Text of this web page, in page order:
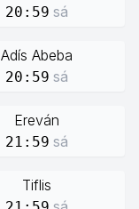
20:59 sá
Adís Abeba
20:59 sá
Ereván
21:59 sá
Tiflis